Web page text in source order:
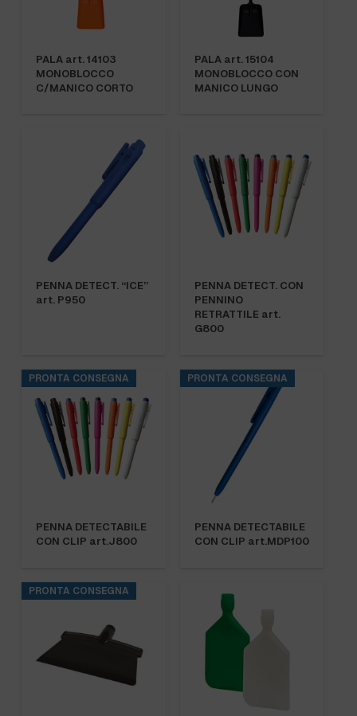
PALA art. 14103
MONOBLOCCO
C/MANICO CORTO
PALA art. 15104
MONOBLOCCO CON
MANICO LUNGO
PENNA DETECT. “ICE”
art. P950
PENNA DETECT. CON
PENNINO
RETRATTILE art.
G800
PRONTA CONSEGNA
PENNA DETECTABILE
CON CLIP art.J800
PRONTA CONSEGNA
PENNA DETECTABILE
CON CLIP art.MDP100
PRONTA CONSEGNA